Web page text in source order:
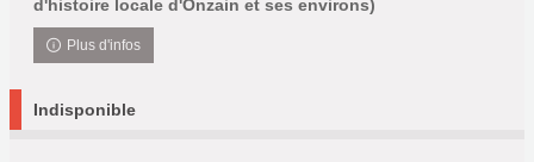
d'histoire locale d'Onzain et ses environs)
Plus d'infos
Indisponible